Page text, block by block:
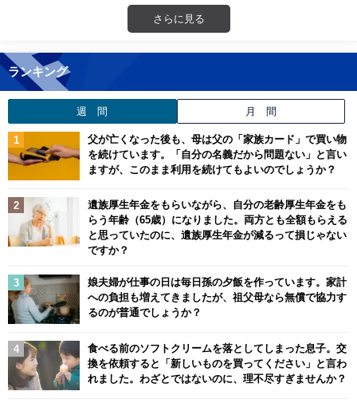
さらに見る
ランキング
週 間 月 間
父が亡くなった後も、母は父の「家族カード」で買い物
を続けています。「自分の名義だから問題ない」と言い
ますが、このまま利用を続けてもよいのでしょうか？
遺族厚生年金をもらいながら、自分の老齢厚生年金をも
らう年齢（65歳）になりました。両方とも全額もらえる
と思っていたのに、遺族厚生年金が減るって損じゃない
ですか？
娘夫婦が仕事の日は毎日孫の夕飯を作っています。家計
への負担も増えてきましたが、祖父母なら無償で協力す
るのが普通でしょうか？
食べる前のソフトクリームを落としてしまった息子。交
換を依頼すると「新しいものを買ってください」と言わ
れました。わざとではないのに、理不尽すぎませんか？